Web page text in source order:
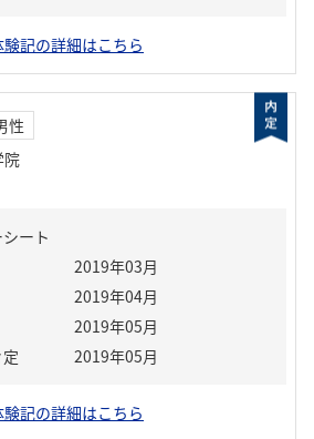
験記の詳細はこちら
性
院
ート
2019年03月
2019年04月
2019年05月
2019年05月
験記の詳細はこちら